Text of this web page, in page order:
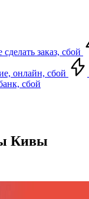
заказ, сбой
онлайн, сбой
сбой
Кивы